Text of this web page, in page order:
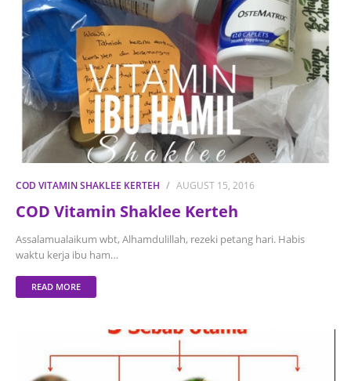
COD VITAMIN SHAKLEE KERTEH AUGUST 15, 2016
COD Vitamin Shaklee Kerteh
Assalamualaikum wbt, Alhamdulillah, rezeki petang hari. Habis
waktu kerja ibu ham…
READ MORE